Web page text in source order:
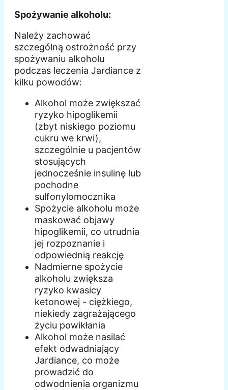
Spożywanie alkoholu:
Należy zachować
szczególną ostrożność przy
spożywaniu alkoholu
podczas leczenia Jardiance z
kilku powodów:
Alkohol może zwiększać
ryzyko hipoglikemii
(zbyt niskiego poziomu
cukru we krwi),
szczególnie u pacjentów
stosujących
jednocześnie insulinę lub
pochodne
sulfonylomocznika
Spożycie alkoholu może
maskować objawy
hipoglikemii, co utrudnia
jej rozpoznanie i
odpowiednią reakcję
Nadmierne spożycie
alkoholu zwiększa
ryzyko kwasicy
ketonowej - ciężkiego,
niekiedy zagrażającego
życiu powikłania
Alkohol może nasilać
efekt odwadniający
Jardiance, co może
prowadzić do
odwodnienia organizmu